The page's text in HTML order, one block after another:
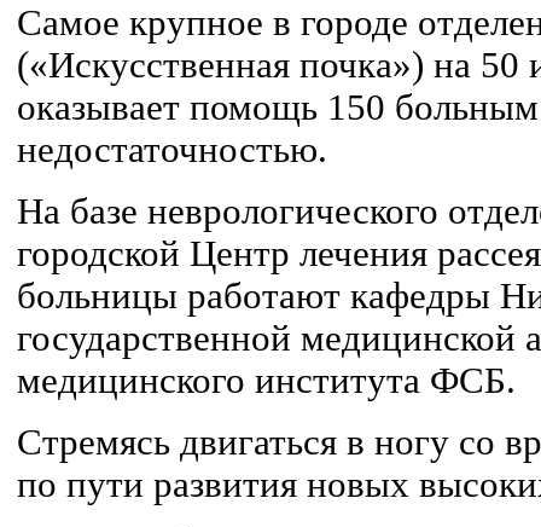
Самое крупное в городе
(«Искусственная почка») на 50
оказывает помощь 150
недостаточностью.
На базе неврологического
городской Центр лечения
больницы работают кафедры
государственной медицинской
медицинского института ФСБ.
Стремясь двигаться в ногу со
по пути развития новых